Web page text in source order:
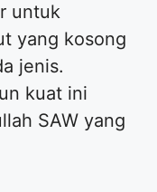
untuk
yang kosong
jenis.
kuat ini
SAW yang